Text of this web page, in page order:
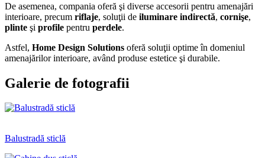
De asemenea, compania oferă şi diverse accesorii pentru amenajări
interioare, precum riflaje, soluţii de iluminare indirectă, cornişe,
plinte şi profile pentru perdele.
Astfel, Home Design Solutions oferă soluţii optime în domeniul
amenajărilor interioare, având produse estetice şi durabile.
Galerie de fotografii
Balustradă sticlă